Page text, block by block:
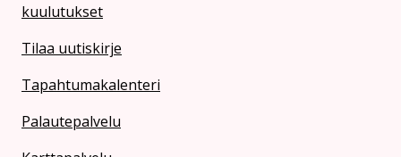
kuulutukset
Tilaa uutiskirje
Tapahtumakalenteri
Palautepalvelu